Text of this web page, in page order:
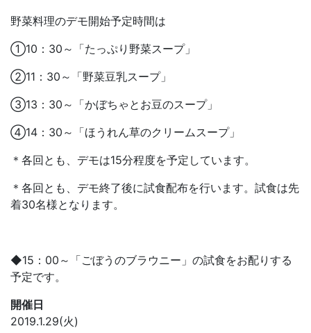
野菜料理のデモ開始予定時間は
①10：30～「たっぷり野菜スープ」
②11：30～「野菜豆乳スープ」
③13：30～「かぼちゃとお豆のスープ」
④14：30～「ほうれん草のクリームスープ」
＊各回とも、デモは15分程度を予定しています。
＊各回とも、デモ終了後に試食配布を行います。試食は先
着30名様となります。
◆15：00～「ごぼうのブラウニー」の試食をお配りする
予定です。
開催日
2019.1.29(火)